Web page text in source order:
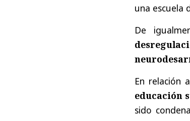
una escuela
De
En relación
educación
sido